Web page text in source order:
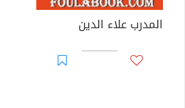
المدرب علاء الدين